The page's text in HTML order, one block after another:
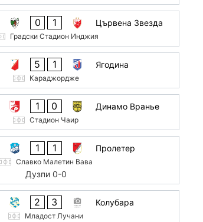
0 1 Цървена Звезда
Градски Стадион Инджия
5 1 Ягодина
Караджордже
1 0 Динамо Вранье
Стадион Чаир
1 1 Пролетер
Славко Малетин Вава
Дузпи 0-0
2 3 Колубара
Младост Лучани